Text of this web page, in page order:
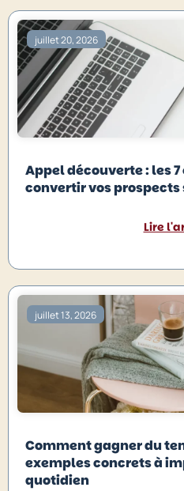
juillet 20, 2026
Appel découverte : les
convertir vos prospects
Lire
juillet 13, 2026
Comment gagner du
exemples concrets à
quotidien